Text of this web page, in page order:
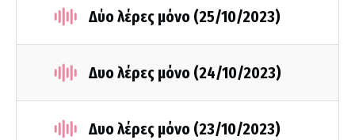
Δύο λέρες μόνο (25/10/2023)
Δυο λέρες μόνο (24/10/2023)
Δυο λέρες μόνο (23/10/2023)